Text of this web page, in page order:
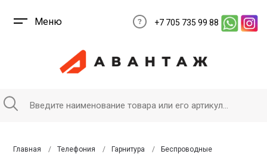
Меню +7 705 735 99 88
Главная Телефония Гарнитура Беспроводные